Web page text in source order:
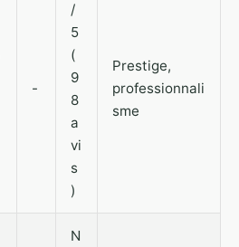
-
/
5
(
9
8
a
vi
s
)
Prestige,
professionnali
sme
N